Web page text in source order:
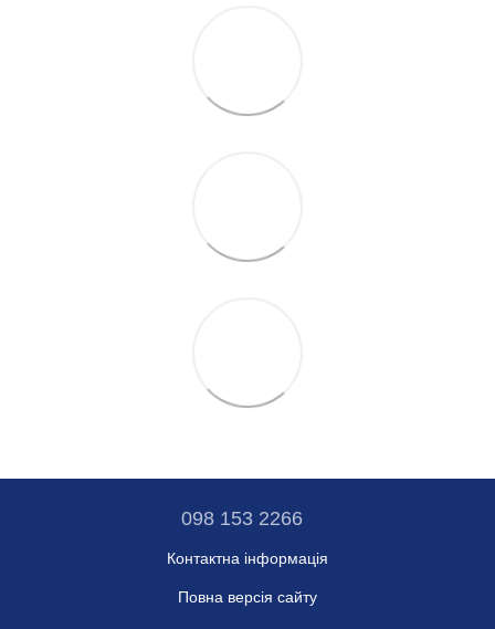
098 153 2266
Контактна інформація
Повна версія сайту